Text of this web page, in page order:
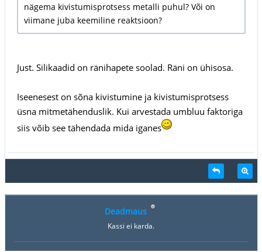
nägema kivistumisprotsess metalli puhul? Või on
viimane juba keemiline reaktsioon?
Just. Silikaadid on ränihapete soolad. Räni on ühisosa.
Iseenesest on sõna kivistumine ja kivistumisprotsess
üsna mitmetähenduslik. Kui arvestada umbluu faktoriga
siis võib see tähendada mida iganes
Deadmaus
Kassi ei karda.